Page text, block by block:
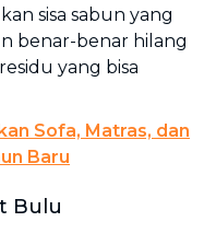
sisa sabun yang
benar-benar hilang
yang bisa
Sofa, Matras, dan
Baru
Bulu